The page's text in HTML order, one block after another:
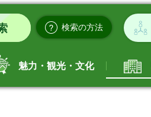
検索の方法
魅力・観光・文化